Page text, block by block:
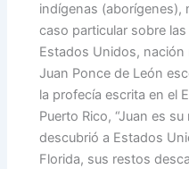
indígenas (aborígenes),
caso particular sobre
Estados Unidos,
Juan Ponce de León
la profecía escrita en el
Puerto Rico, “Juan es
descubrió a Estados
Florida, sus restos